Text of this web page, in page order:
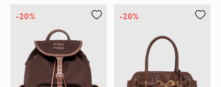
-20% -20%